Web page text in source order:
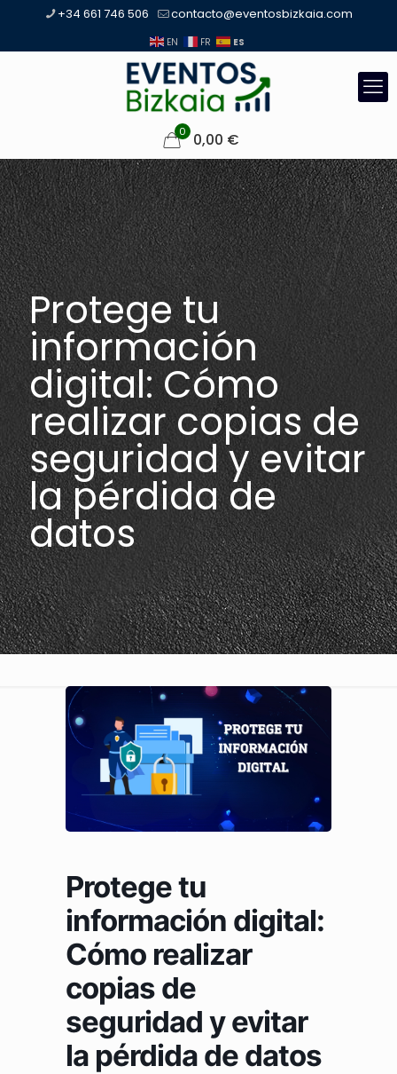
+34 661 746 506 contacto@eventosbizkaia.com
EN FR ES
0 0,00 €
Protege tu
información
digital: Cómo
realizar copias de
seguridad y evitar
la pérdida de
datos
Protege tu
información digital:
Cómo realizar
copias de
seguridad y evitar
la pérdida de datos